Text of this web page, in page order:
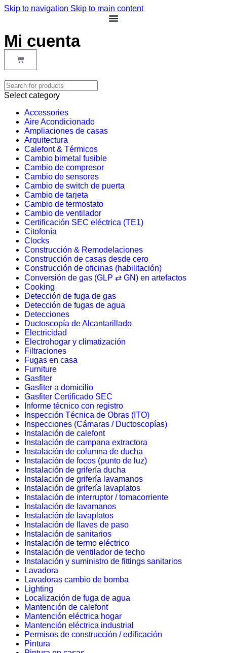
Skip to navigation Skip to main content
Mi cuenta
Select category
Accessories
Aire Acondicionado
Ampliaciones de casas
Arquitectura
Calefont & Térmicos
Cambio bimetal fusible
Cambio de compresor
Cambio de sensores
Cambio de switch de puerta
Cambio de tarjeta
Cambio de termostato
Cambio de ventilador
Certificación SEC eléctrica (TE1)
Citofonía
Clocks
Construcción & Remodelaciones
Construcción de casas desde cero
Construcción de oficinas (habilitación)
Conversión de gas (GLP ⇄ GN) en artefactos
Cooking
Detección de fuga de gas
Detección de fugas de agua
Detecciones
Ductoscopía de Alcantarillado
Electricidad
Electrohogar y climatización
Filtraciones
Fugas en casa
Furniture
Gasfiter
Gasfiter a domicilio
Gasfiter Certificado SEC
Informe técnico con registro
Inspección Técnica de Obras (ITO)
Inspecciones (Cámaras / Ductoscopías)
Instalación de calefont
Instalación de campana extractora
Instalación de columna de ducha
Instalación de focos (punto de luz)
Instalación de grifería ducha
Instalación de grifería lavamanos
Instalación de grifería lavaplatos
Instalación de interruptor / tomacorriente
Instalación de lavamanos
Instalación de lavaplatos
Instalación de llaves de paso
Instalación de sanitarios
Instalación de termo eléctrico
Instalación de ventilador de techo
Instalación y suministro de fittings sanitarios
Lavadora
Lavadoras cambio de bomba
Lighting
Localización de fuga de agua
Mantención de calefont
Mantención eléctrica hogar
Mantención eléctrica industrial
Permisos de construcción / edificación
Pintura